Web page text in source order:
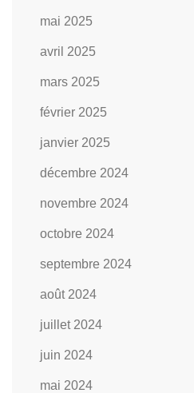
mai 2025
avril 2025
mars 2025
février 2025
janvier 2025
décembre 2024
novembre 2024
octobre 2024
septembre 2024
août 2024
juillet 2024
juin 2024
mai 2024